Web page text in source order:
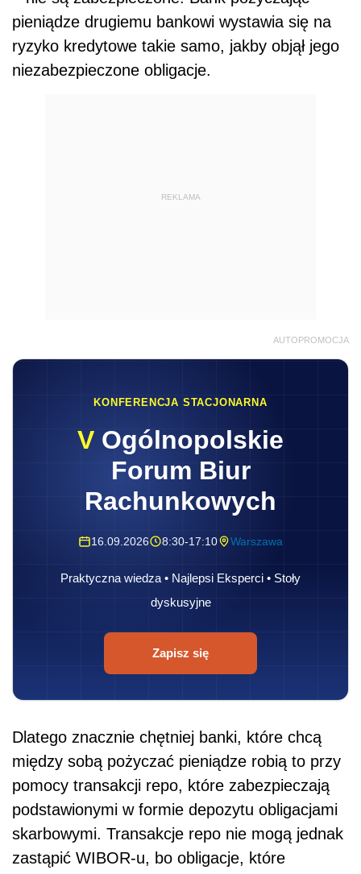
pieniądze drugiemu bankowi wystawia się na
ryzyko kredytowe takie samo, jakby objął jego
niezabezpieczone obligacje.
REKLAMA
AUTOPROMOCJA
KONFERENCJA STACJONARNA
V Ogólnopolskie
Forum Biur
Rachunkowych
16.09.2026 8:30-17:10 Warszawa
Praktyczna wiedza • Najlepsi Eksperci • Stoły
dyskusyjne
Zapisz się
Dlatego znacznie chętniej banki, które chcą
między sobą pożyczać pieniądze robią to przy
pomocy transakcji repo, które zabezpieczają
podstawionymi w formie depozytu obligacjami
skarbowymi. Transakcje repo nie mogą jednak
zastąpić WIBOR-u, bo obligacje, które